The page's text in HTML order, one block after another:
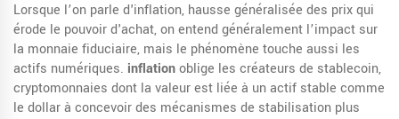
Lorsque l’on parle d'inflation, hausse généralisée des prix qui
érode le pouvoir d'achat, on entend généralement l’impact sur
la monnaie fiduciaire, mais le phénomène touche aussi les
actifs numériques. inflationoblige les créateurs de stablecoin,
cryptomonnaies dont la valeur est liée à un actif stable comme
le dollarà concevoir des mécanismes de stabilisation plus